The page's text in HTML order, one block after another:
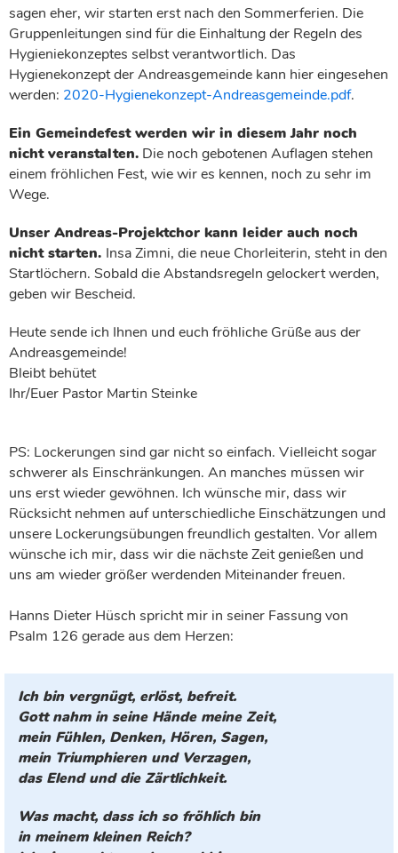
sagen eher, wir starten erst nach den Sommerferien. Die
Gruppenleitungen sind für die Einhaltung der Regeln des
Hygieniekonzeptes selbst verantwortlich. Das
Hygienekonzept der Andreasgemeinde kann hier eingesehen
werden: 2020-Hygienekonzept-Andreasgemeinde.pdf.
Ein Gemeindefest werden wir in diesem Jahr noch
nicht veranstalten. Die noch gebotenen Auflagen stehen
einem fröhlichen Fest, wie wir es kennen, noch zu sehr im
Wege.
Unser Andreas-Projektchor kann leider auch noch
nicht starten. Insa Zimni, die neue Chorleiterin, steht in den
Startlöchern. Sobald die Abstandsregeln gelockert werden,
geben wir Bescheid.
Heute sende ich Ihnen und euch fröhliche Grüße aus der
Andreasgemeinde!
Bleibt behütet
Ihr/Euer Pastor Martin Steinke
PS: Lockerungen sind gar nicht so einfach. Vielleicht sogar
schwerer als Einschränkungen. An manches müssen wir
uns erst wieder gewöhnen. Ich wünsche mir, dass wir
Rücksicht nehmen auf unterschiedliche Einschätzungen und
unsere Lockerungsübungen freundlich gestalten. Vor allem
wünsche ich mir, dass wir die nächste Zeit genießen und
uns am wieder größer werdenden Miteinander freuen.
Hanns Dieter Hüsch spricht mir in seiner Fassung von
Psalm 126 gerade aus dem Herzen:
Ich bin vergnügt, erlöst, befreit.
Gott nahm in seine Hände meine Zeit,
mein Fühlen, Denken, Hören, Sagen,
mein Triumphieren und Verzagen,
das Elend und die Zärtlichkeit.
Was macht, dass ich so fröhlich bin
in meinem kleinen Reich?